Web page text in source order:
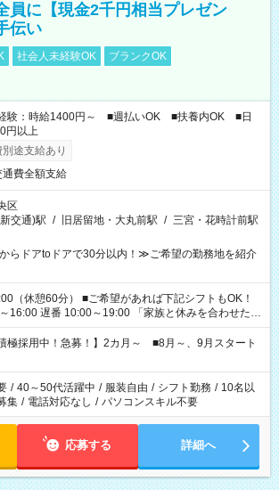
員に【現金2千円相当プレゼン
伝い
社会人未経験OK
ブランクOK
験：時給1400円～ ■週払いOK ■扶養内OK ■日
円以上
途支給あり
通費全額支給
区
交通)駅 / 旧居留地・大丸前駅 / 三宮・花時計前駅
らドアtoドアで30分以内！≫ご希望の勤務地を紹介
■ご希望があれば下記シフトもOK！
遅番 10:00～19:00 「家族と休みを合わせた
を持って夕飯の準備がしたい」 「できれば残業はし
ど、ご希望を教えてくださいね。 ※Wワーク希望
覧のお仕事で希望する勤務時間と、もう1つのお仕事
。 合計で週40時間を超える場合は応募できません。
極採用中！急募！】2カ月～ ■8月～、9月スタート
/ 40～50代活躍中 / 服装自由 / シフト勤務 / 10名以
集 / 電話対応なし / パソコンスキル不要
応募する 詳細へ